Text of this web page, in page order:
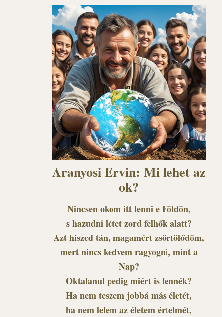
Aranyosi Ervin: Mi lehet az
ok?
Nincsen okom itt lenni e Földön,
s hazudni létet zord felhők alatt?
Azt hiszed tán, magamért zsörtölődöm,
mert nincs kedvem ragyogni, mint a
Nap?
Oktalanul pedig miért is lennék?
Ha nem teszem jobbá más életét,
ha nem lelem az életem értelmét,